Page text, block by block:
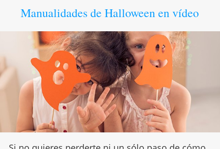
Manualidades de Halloween en vídeo